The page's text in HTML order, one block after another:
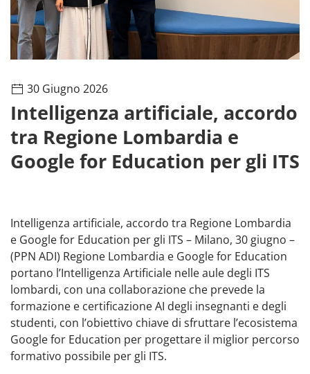
30 Giugno 2026
Intelligenza artificiale, accordo
tra Regione Lombardia e
Google for Education per gli ITS
Intelligenza artificiale, accordo tra Regione Lombardia
e Google for Education per gli ITS – Milano, 30 giugno –
(PPN ADI) Regione Lombardia e Google for Education
portano l’Intelligenza Artificiale nelle aule degli ITS
lombardi, con una collaborazione che prevede la
formazione e certificazione AI degli insegnanti e degli
studenti, con l’obiettivo chiave di sfruttare l’ecosistema
Google for Education per progettare il miglior percorso
formativo possibile per gli ITS.